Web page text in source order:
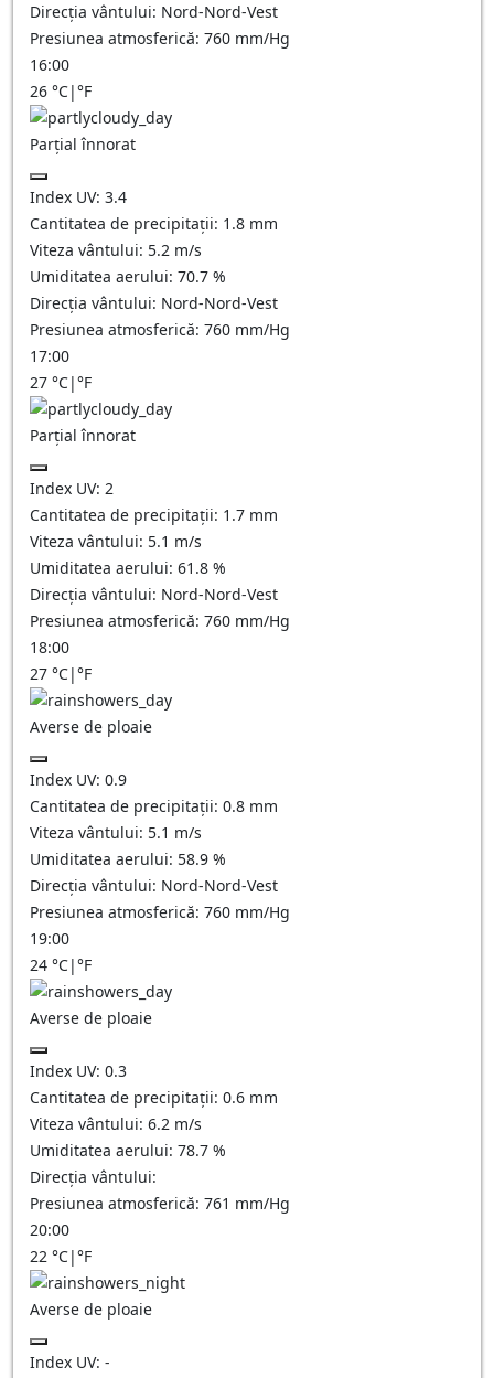
Direcția vântului: Nord-Nord-Vest
Presiunea atmosferică: 760 mm/Hg
16:00
26 °C|°F
Parțial înnorat
Index UV: 3.4
Cantitatea de precipitații: 1.8 mm
Viteza vântului: 5.2 m/s
Umiditatea aerului: 70.7 %
Direcția vântului: Nord-Nord-Vest
Presiunea atmosferică: 760 mm/Hg
17:00
27 °C|°F
Parțial înnorat
Index UV: 2
Cantitatea de precipitații: 1.7 mm
Viteza vântului: 5.1 m/s
Umiditatea aerului: 61.8 %
Direcția vântului: Nord-Nord-Vest
Presiunea atmosferică: 760 mm/Hg
18:00
27 °C|°F
Averse de ploaie
Index UV: 0.9
Cantitatea de precipitații: 0.8 mm
Viteza vântului: 5.1 m/s
Umiditatea aerului: 58.9 %
Direcția vântului: Nord-Nord-Vest
Presiunea atmosferică: 760 mm/Hg
19:00
24 °C|°F
Averse de ploaie
Index UV: 0.3
Cantitatea de precipitații: 0.6 mm
Viteza vântului: 6.2 m/s
Umiditatea aerului: 78.7 %
Direcția vântului:
Presiunea atmosferică: 761 mm/Hg
20:00
22 °C|°F
Averse de ploaie
Index UV: -